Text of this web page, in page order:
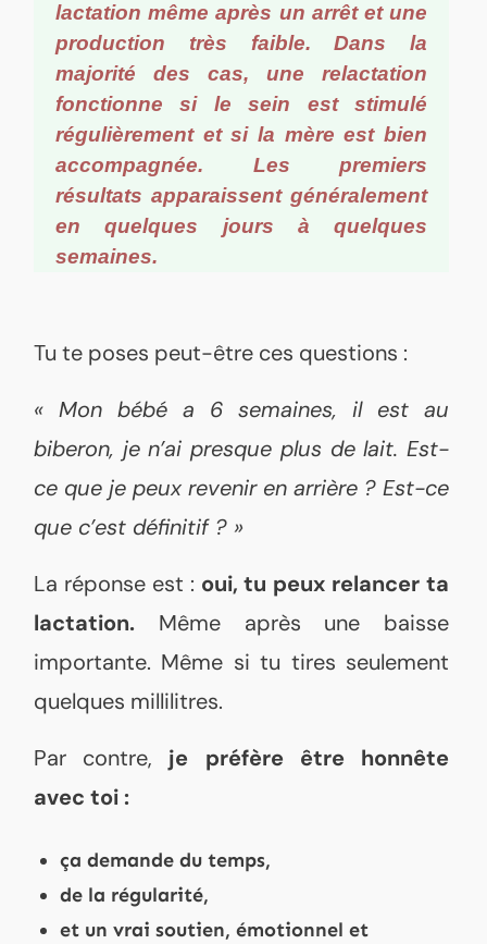
lactation même après un arrêt et une
production très faible. Dans la
majorité des cas, une relactation
fonctionne si le sein est stimulé
régulièrement et si la mère est bien
accompagnée. Les premiers
résultats apparaissent généralement
en quelques jours à quelques
semaines.
Tu te poses peut-être ces questions :
« Mon bébé a 6 semaines, il est au
biberon, je n’ai presque plus de lait. Est-
ce que je peux revenir en arrière ? Est-ce
que c’est définitif ? »
La réponse est : oui, tu peux relancer ta
lactation. Même après une baisse
importante. Même si tu tires seulement
quelques millilitres.
Par contre, je préfère être honnête
avec toi :
ça demande du temps,
de la régularité,
et un vrai soutien, émotionnel et